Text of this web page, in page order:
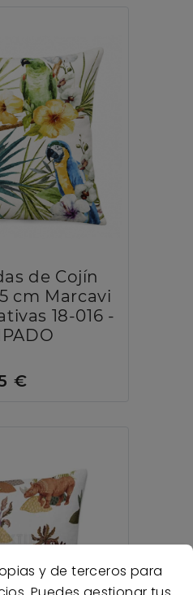
y de terceros para
de Cojín
cm Marcavi
18-016 -
€